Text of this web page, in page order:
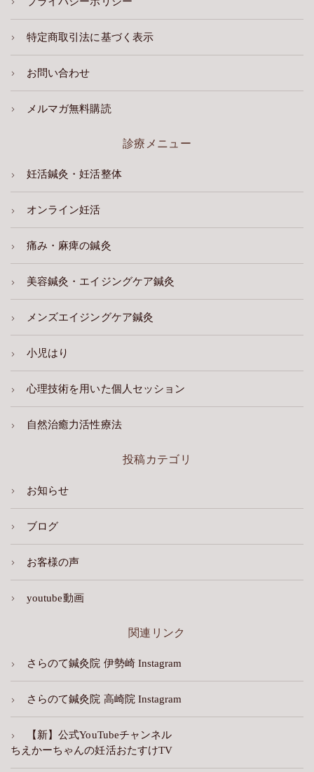
特定商取引法に基づく表示
お問い合わせ
メルマガ無料購読
診療メニュー
妊活鍼灸・妊活整体
オンライン妊活
痛み・麻痺の鍼灸
美容鍼灸・エイジングケア鍼灸
メンズエイジングケア鍼灸
小児はり
心理技術を用いた個人セッション
自然治癒力活性療法
投稿カテゴリ
お知らせ
ブログ
お客様の声
youtube動画
関連リンク
さらのて鍼灸院 伊勢崎 Instagram
さらのて鍼灸院 高崎院 Instagram
【新】公式YouTubeチャンネル
ちえかーちゃんの妊活おたすけTV